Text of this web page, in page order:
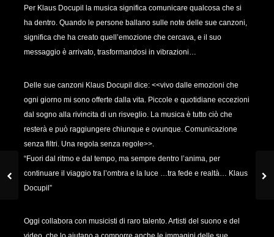
Per Klaus Docupil la musica significa comunicare qualcosa che si
ha dentro. Quando le persone ballano sulle note delle sue canzoni,
significa che ha creato quell’emozione che cercava, e il suo
messaggio è arrivato, trasformandosi in vibrazioni…
Delle sue canzoni Klaus Docupil dice: <<vivo dalle emozioni che
ogni giorno mi sono offerte dalla vita. Piccole e quotidiane eccezioni
dal sogno alla rivincita di un risveglio. La musica è tutto ciò che
resterà e può raggiungere chiunque e ovunque. Comunicazione
senza filtri. Una regola senza regole>>.
“Fuori dal ritmo e dal tempo, ma sempre dentro l’anima, per
continuare il viaggio tra l’ombra e la luce …tra fede e realtà… Klaus
Docupil”
Oggi collabora con musicisti di raro talento. Artisti del suono e del